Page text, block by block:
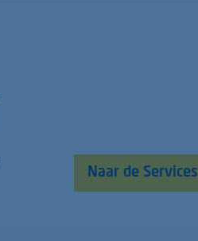
Naar de Services